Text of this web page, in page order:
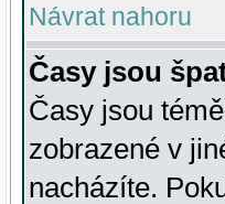
Návrat nahoru
Časy jsou
Časy jsou
zobrazené v
nacházíte.